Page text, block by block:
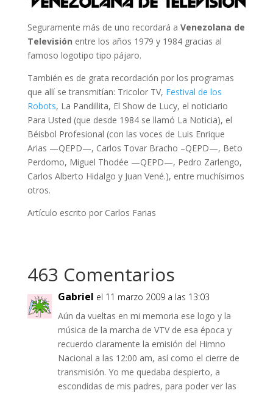
Seguramente más de uno recordará a Venezolana de
Televisión entre los años 1979 y 1984 gracias al
famoso logotipo tipo pájaro.
También es de grata recordación por los programas
que allí se transmitían: Tricolor TV, Festival de los
Robots, La Pandillita, El Show de Lucy, el noticiario
Para Usted (que desde 1984 se llamó La Noticia), el
Béisbol Profesional (con las voces de Luis Enrique
Arias —QEPD—, Carlos Tovar Bracho –QEPD—, Beto
Perdomo, Miguel Thodée —QEPD—, Pedro Zarlengo,
Carlos Alberto Hidalgo y Juan Vené.), entre muchísimos
otros.
Artículo escrito por Carlos Farias
463 Comentarios
Gabriel el 11 marzo 2009 a las 13:03
Aún da vueltas en mi memoria ese logo y la
música de la marcha de VTV de esa época y
recuerdo claramente la emisión del Himno
Nacional a las 12:00 am, así como el cierre de
transmisión. Yo me quedaba despierto, a
escondidas de mis padres, para poder ver las